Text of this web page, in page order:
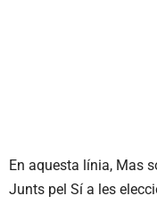
En aquesta línia, Mas
Junts pel Sí a les